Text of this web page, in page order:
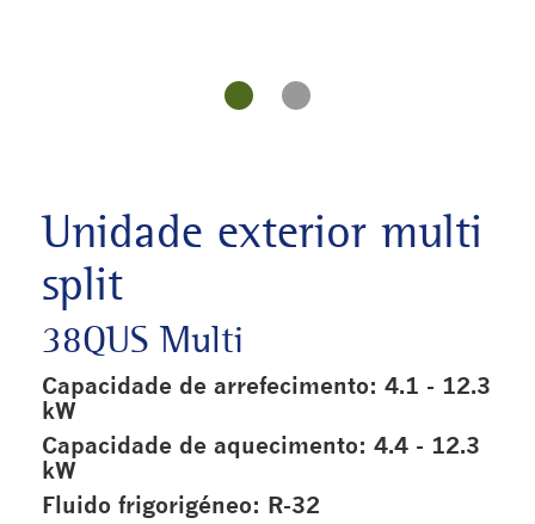
Unidade exterior multi
split
38QUS Multi
Capacidade de arrefecimento: 4.1 - 12.3
kW
Capacidade de aquecimento: 4.4 - 12.3
kW
Fluido frigorigéneo: R-32